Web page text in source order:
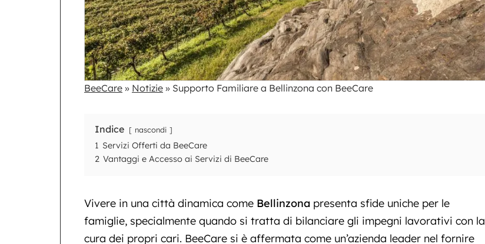
BeeCare » Notizie » Supporto Familiare a Bellinzona con BeeCare
Indice nascondi
1 Servizi Offerti da BeeCare
2 Vantaggi e Accesso ai Servizi di BeeCare
Vivere in una città dinamica come Bellinzona presenta sfide uniche per le
famiglie, specialmente quando si tratta di bilanciare gli impegni lavorativi con la
cura dei propri cari. BeeCare si è affermata come un’azienda leader nel fornire